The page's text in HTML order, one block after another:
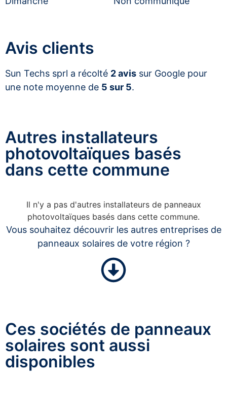
Avis clients
Sun Techs sprl a récolté 2 avis sur Google pour
une note moyenne de 5 sur 5.
Autres installateurs
photovoltaïques basés
dans cette commune
Il n'y a pas d'autres installateurs de panneaux
photovoltaïques basés dans cette commune.
Vous souhaitez découvrir les autres entreprises de
panneaux solaires de votre région ?
Ces sociétés de panneaux
solaires sont aussi
disponibles